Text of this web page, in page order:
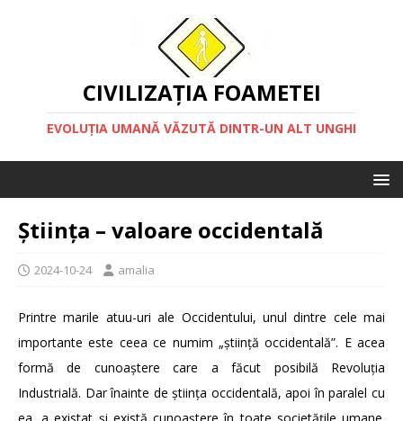
CIVILIZAȚIA FOAMETEI
EVOLUȚIA UMANĂ VĂZUTĂ DINTR-UN ALT UNGHI
Știința – valoare occidentală
2024-10-24 amalia
Printre marile atuu-uri ale Occidentului, unul dintre cele mai
importante este ceea ce numim „știință occidentală”. E acea
formă de cunoaștere care a făcut posibilă Revoluția
Industrială. Dar înainte de știința occidentală, apoi în paralel cu